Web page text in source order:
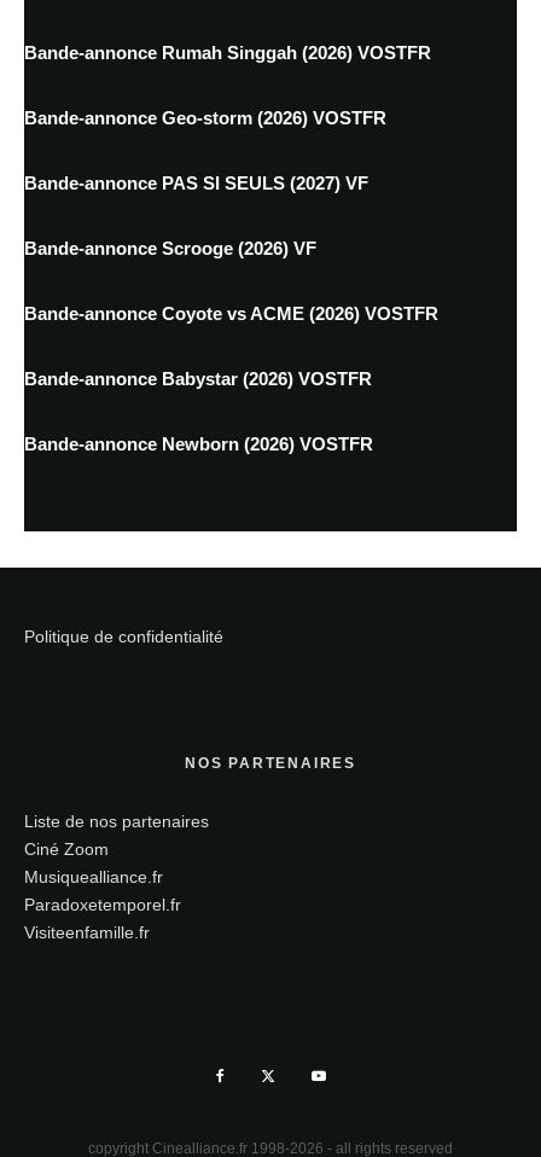
Bande-annonce Rumah Singgah (2026) VOSTFR
Bande-annonce Geo-storm (2026) VOSTFR
Bande-annonce PAS SI SEULS (2027) VF
Bande-annonce Scrooge (2026) VF
Bande-annonce Coyote vs ACME (2026) VOSTFR
Bande-annonce Babystar (2026) VOSTFR
Bande-annonce Newborn (2026) VOSTFR
Politique de confidentialité
NOS PARTENAIRES
Liste de nos partenaires
Ciné Zoom
Musiquealliance.fr
Paradoxetemporel.fr
Visiteenfamille.fr
copyright Cinealliance.fr 1998-2026 - all rights reserved